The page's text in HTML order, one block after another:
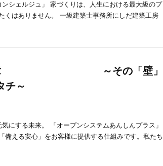
シェルジュ」 家づくりは、人生における最大級のプ
くはありません。 一級建築士事務所にしだ建築工房
。第5章 ～その「壁」
チ～
にする未来。 「オープンシステムあんしんプラス」
備える安心」をお客様に提供する仕組みです。私たち